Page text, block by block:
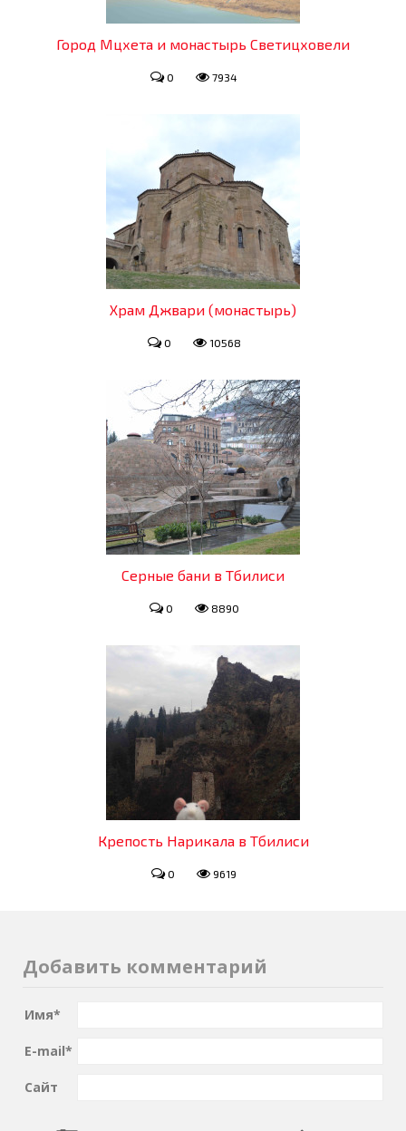
Город Мцхета и монастырь Светицховели
0 7934
Храм Джвари (монастырь)
0 10568
Серные бани в Тбилиси
0 8890
Крепость Нарикала в Тбилиси
0 9619
Добавить комментарий
Имя*
E-mail*
Сайт